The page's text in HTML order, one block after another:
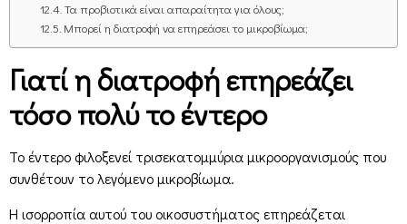
Τα προβιοτικά είναι απαραίτητα για όλους;
Μπορεί η διατροφή να επηρεάσει το μικροβίωμα;
Γιατί η διατροφή επηρεάζει
τόσο πολύ το έντερο
Το έντερο φιλοξενεί τρισεκατομμύρια μικροοργανισμούς που
συνθέτουν το λεγόμενο μικροβίωμα.
Η ισορροπία αυτού του οικοσυστήματος επηρεάζεται